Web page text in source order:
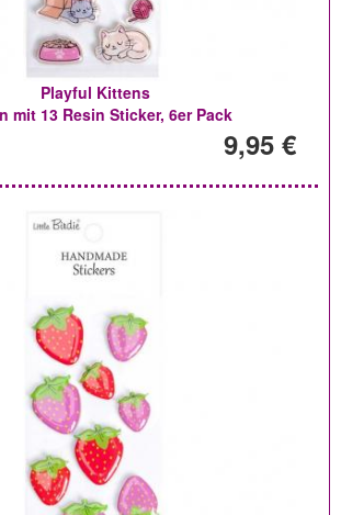
Playful Kittens
mit 13 Resin Sticker, 6er Pack
9,95 €